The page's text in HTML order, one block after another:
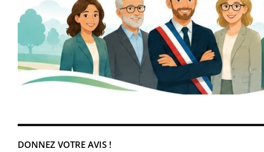
DONNEZ VOTRE AVIS !